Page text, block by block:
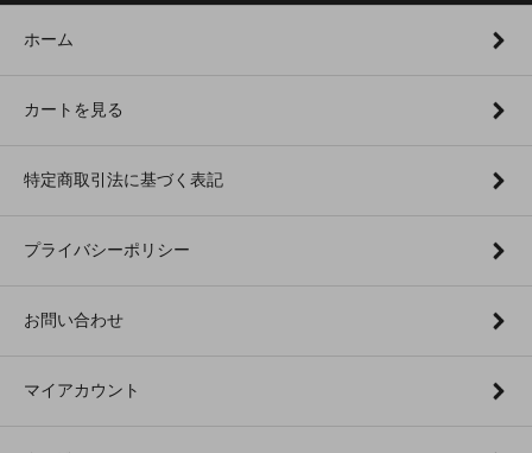
ホーム
カートを見る
特定商取引法に基づく表記
プライバシーポリシー
お問い合わせ
マイアカウント